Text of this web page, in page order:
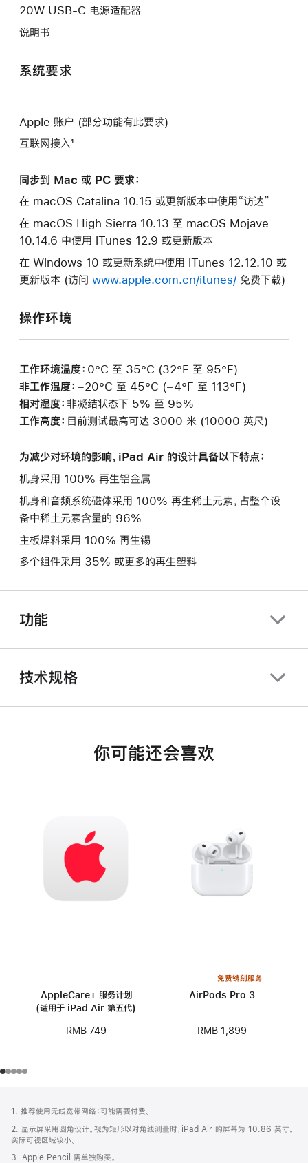
20W USB-C 电源适配器
说明书
系统要求
Apple 账户 (部分功能有此要求)
互联网接入¹
同步到 Mac 或 PC 要求：
在 macOS Catalina 10.15 或更新版本中使用“访达”
在 macOS High Sierra 10.13 至 macOS Mojave
10.14.6 中使用 iTunes 12.9 或更新版本
在 Windows 10 或更新系统中使用 iTunes 12.12.10 或
更新版本 (访问 www.apple.com.cn/itunes/ 免费下载)
操作环境
工作环境温度： 0°C 至 35°C (32°F 至 95°F)
非工作温度： −20°C 至 45°C (−4°F 至 113°F)
相对湿度： 非凝结状态下 5% 至 95%
工作高度： 目前测试最高可达 3000 米 (10000 英尺)
为减少对环境的影响，iPad Air 的设计具备以下特点：
机身采用 100% 再生铝金属
机身和音频系统磁体采用 100% 再生稀土元素，占整个设
备中稀土元素含量的 96%
主板焊料采用 100% 再生锡
多个组件采用 35% 或更多的再生塑料
功能
技术规格
你可能还会喜欢
AppleCare+ 服务计划
(适用于 iPad Air 第五代)
RMB 749
免费镌刻服务
AirPods Pro 3
RMB 1,899
页
页
脚
注
1. 推荐使用无线宽带网络；可能需要付费。
2. 显示屏采用圆角设计。视为矩形以对角线测量时，iPad Air 的屏幕为 10.86 英寸。
实际可视区域较小。
3. Apple Pencil 需单独购买。